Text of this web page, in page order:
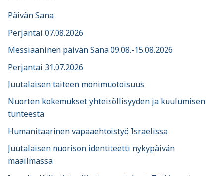
Päivän Sana
Perjantai 07.08.2026
Messiaaninen päivän Sana 09.08.-15.08.2026
Perjantai 31.07.2026
Juutalaisen taiteen monimuotoisuus
Nuorten kokemukset yhteisöllisyyden ja kuulumisen
tunteesta
Humanitaarinen vapaaehtoistyö Israelissa
Juutalaisen nuorison identiteetti nykypäivän
maailmassa